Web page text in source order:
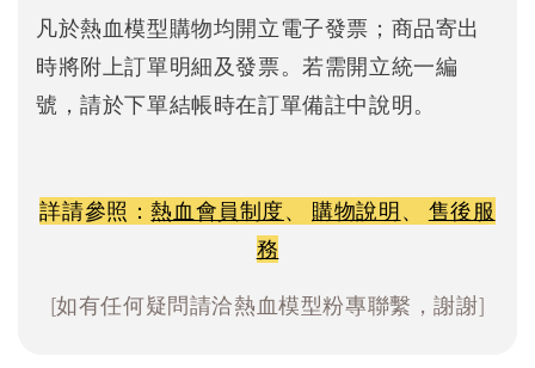
凡於熱血模型購物均開立電子發票；商品寄出
時將附上訂單明細及發票。若需開立統一編
號，請於下單結帳時在訂單備註中說明。
詳請參照：熱血會員制度、 購物說明、 售後服
務
[如有任何疑問請洽熱血模型粉專聯繫，謝謝]